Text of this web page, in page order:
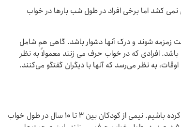
معمولاً بیش از ۳۰ ثانیه طول نمی کشد اما برخی افراد در طول شب بارها در خواب
زمزمه شوند و درک آنها دشوار باشد. گاهی هم شامل
افرادی که در خواب حرف می زنند معمولاً به نظر
به نظر می‌رسد که آنها با دیگران گفتگو می‌کنند.
همه ما ممکن است حرف زدن در خواب را تجربه کرده باشیم. نیمی از کودکان بین ۳ تا ۱۰ سال در طول خواب